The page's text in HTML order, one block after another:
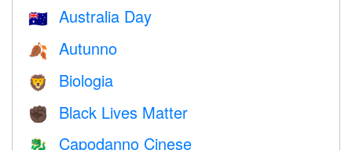
🇦🇺 Australia Day
🍂 Autunno
🦁 Biologia
✊🏿 Black Lives Matter
Capodanno Cinese